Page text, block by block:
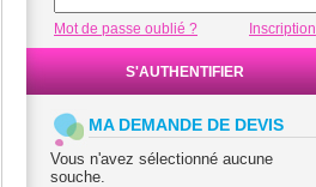
Mot de passe oublié ? Inscription
S'AUTHENTIFIER
MA DEMANDE DE DEVIS
Vous n'avez sélectionné aucune
souche.